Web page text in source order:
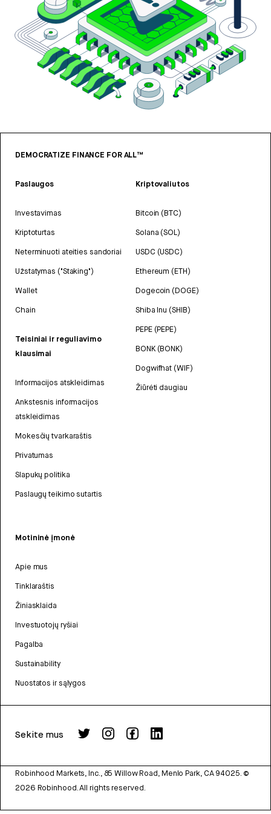
DEMOCRATIZE FINANCE FOR ALL™
Paslaugos
Investavimas
Kriptoturtas
Neterminuoti ateities sandoriai
Užstatymas ("Staking")
Wallet
Chain
Teisiniai ir reguliavimo
klausimai
Informacijos atskleidimas
Ankstesnis informacijos
atskleidimas
Mokesčių tvarkaraštis
Privatumas
Slapukų politika
Paslaugų teikimo sutartis
Kriptovaliutos
Bitcoin (BTC)
Solana (SOL)
USDC (USDC)
Ethereum (ETH)
Dogecoin (DOGE)
Shiba Inu (SHIB)
PEPE (PEPE)
BONK (BONK)
Dogwifhat (WIF)
Žiūrėti daugiau
Motininė įmonė
Apie mus
Tinklaraštis
Žiniasklaida
Investuotojų ryšiai
Pagalba
Sustainability
Nuostatos ir sąlygos
Sekite mus
Robinhood Markets, Inc., 85 Willow Road, Menlo Park, CA 94025. ©
2026 Robinhood. All rights reserved.